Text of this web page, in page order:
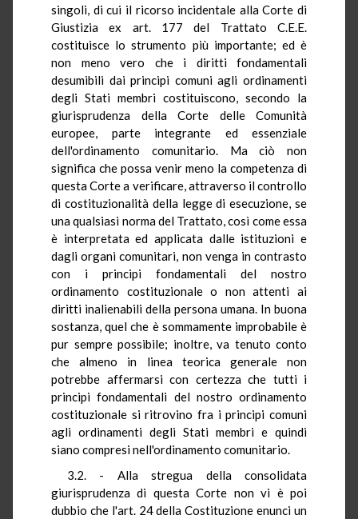
singoli, di cui il ricorso incidentale alla Corte di
Giustizia ex art. 177 del Trattato C.E.E.
costituisce lo strumento più importante; ed è
non meno vero che i diritti fondamentali
desumibili dai principi comuni agli ordinamenti
degli Stati membri costituiscono, secondo la
giurisprudenza della Corte delle Comunità
europee, parte integrante ed essenziale
dell'ordinamento comunitario. Ma ciò non
significa che possa venir meno la competenza di
questa Corte a verificare, attraverso il controllo
di costituzionalità della legge di esecuzione, se
una qualsiasi norma del Trattato, così come essa
è interpretata ed applicata dalle istituzioni e
dagli organi comunitari, non venga in contrasto
con i principi fondamentali del nostro
ordinamento costituzionale o non attenti ai
diritti inalienabili della persona umana. In buona
sostanza, quel che è sommamente improbabile è
pur sempre possibile; inoltre, va tenuto conto
che almeno in linea teorica generale non
potrebbe affermarsi con certezza che tutti i
principi fondamentali del nostro ordinamento
costituzionale si ritrovino fra i principi comuni
agli ordinamenti degli Stati membri e quindi
siano compresi nell'ordinamento comunitario.
3.2. - Alla stregua della consolidata
giurisprudenza di questa Corte non vi è poi
dubbio che l'art. 24 della Costituzione enunci un